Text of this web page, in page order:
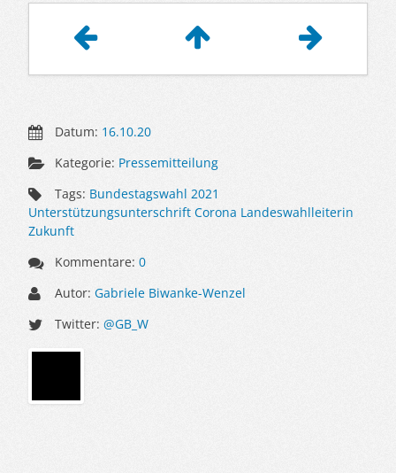
Datum: 16.10.20
Kategorie: Pressemitteilung
Tags: Bundestagswahl 2021
Unterstützungsunterschrift Corona Landeswahlleiterin
Zukunft
Kommentare:0
Autor:Gabriele Biwanke-Wenzel
Twitter:@GB_W